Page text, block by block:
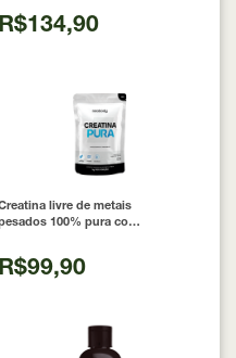
R$134,90
livre de metais
100% pura com
Nutrition
R$99,90